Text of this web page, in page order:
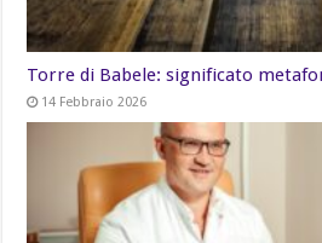
Torre di Babele: significato
14 Febbraio 2026